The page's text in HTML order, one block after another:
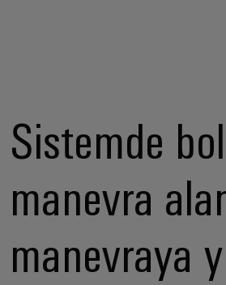
Sistemde
manevra
manevraya